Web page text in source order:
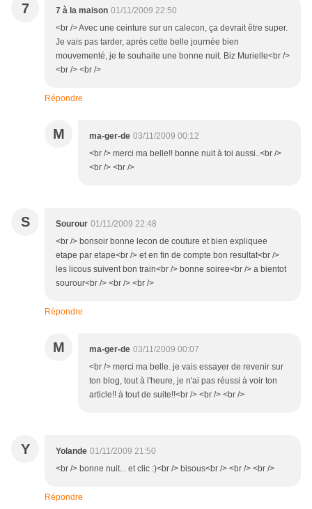
7 7 à la maison 01/11/2009 22:50
<br /> Avec une ceinture sur un calecon, ça devrait être super.
Je vais pas tarder, après cette belle journée bien
mouvementé, je te souhaite une bonne nuit. Biz Murielle<br />
<br /> <br />
Répondre
M ma-ger-de 03/11/2009 00:12
<br /> merci ma belle!! bonne nuit à toi aussi..<br />
<br /> <br />
S Sourour 01/11/2009 22:48
<br /> bonsoir bonne lecon de couture et bien expliquee
etape par etape<br /> et en fin de compte bon resultat<br />
les licous suivent bon train<br /> bonne soiree<br /> a bientot
sourour<br /> <br /> <br />
Répondre
M ma-ger-de 03/11/2009 00:07
<br /> merci ma belle. je vais essayer de revenir sur
ton blog, tout à l'heure, je n'ai pas réussi à voir ton
article!! à tout de suite!!<br /> <br /> <br />
Y Yolande 01/11/2009 21:50
<br /> bonne nuit... et clic :)<br /> bisous<br /> <br /> <br />
Répondre